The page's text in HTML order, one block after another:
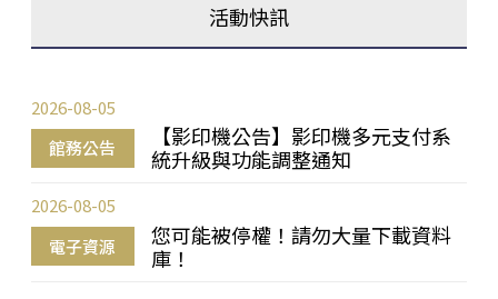
活動快訊
館務公告
【影印機公告】影印機多元支付系
統升級與功能調整通知
2026-08-05
電子資源
您可能被停權！請勿大量下載資料
庫！
2026-08-05